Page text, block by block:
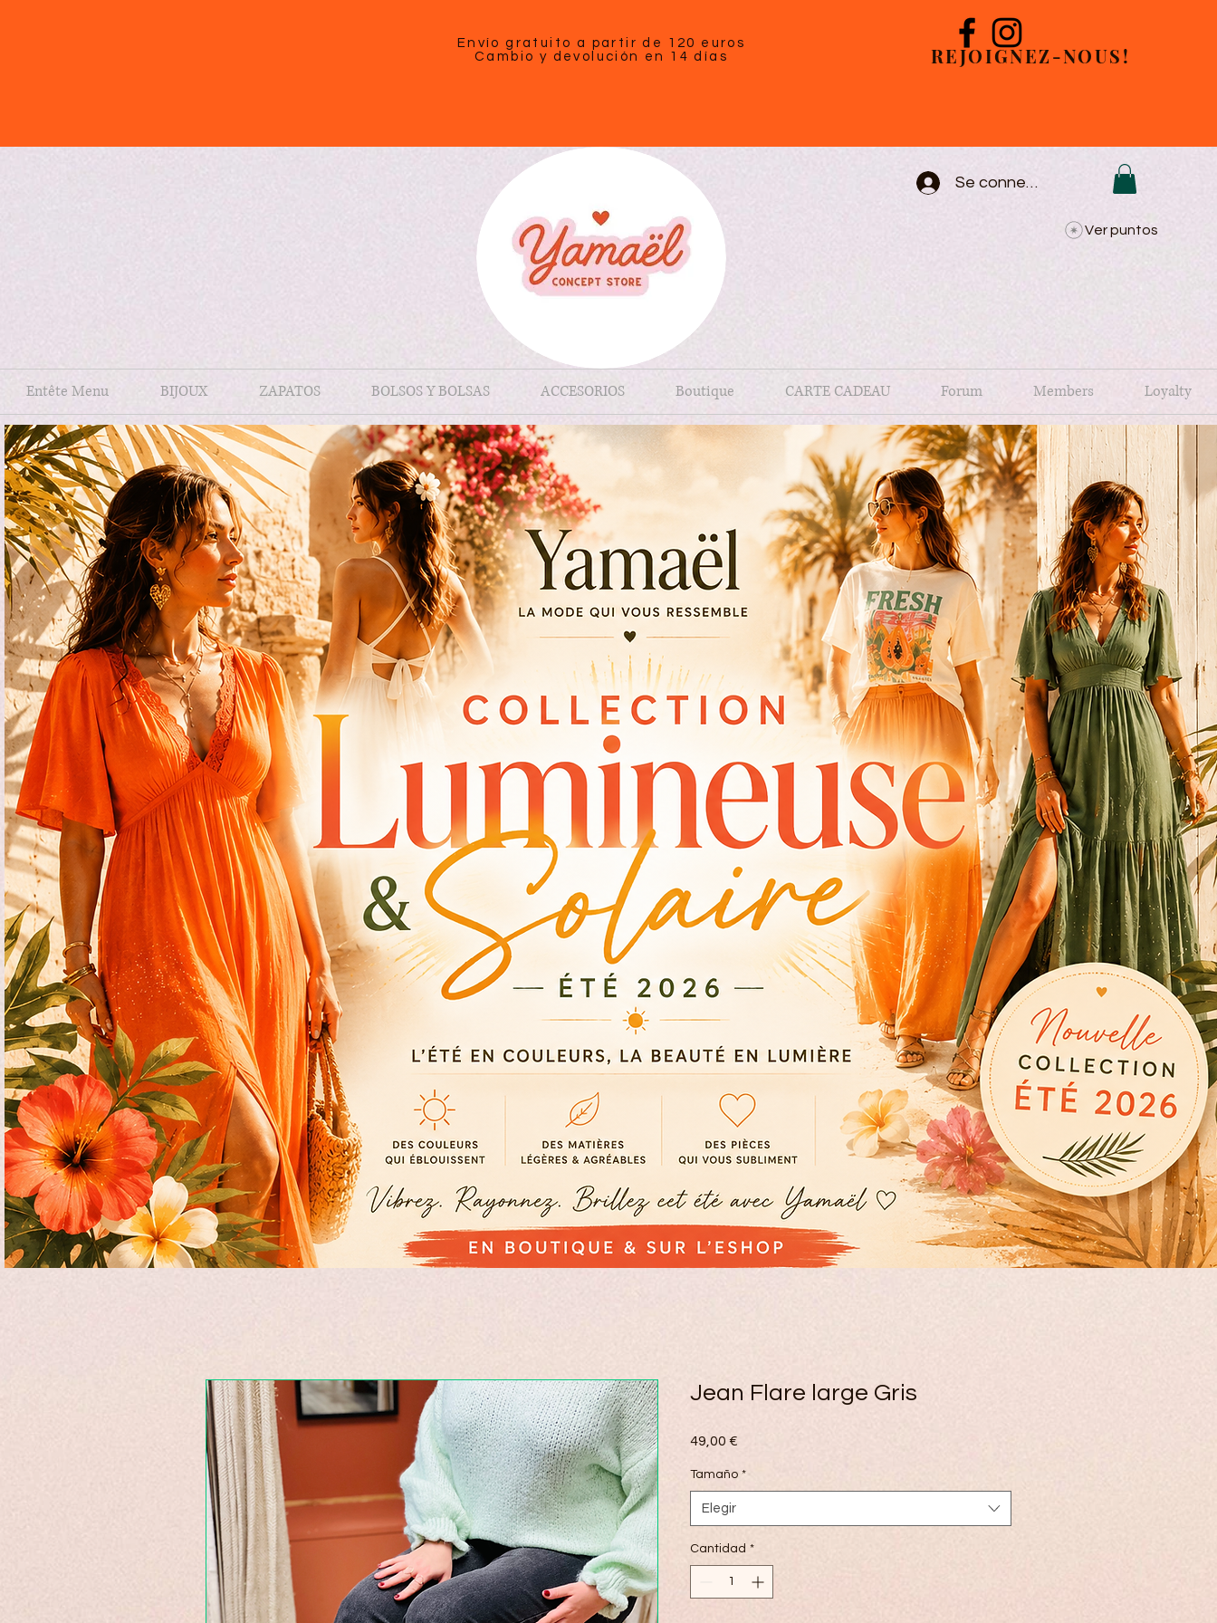
Envío gratuito a partir de 120 euros
Cambio y devolución en 14 días
REJOIGNEZ-NOUS!
Se connecter
Ver puntos
Entête Menu BIJOUX ZAPATOS BOLSOS Y BOLSAS ACCESORIOS Boutique CARTE CADEAU Forum Members Loyalty
Jean Flare large Gris
49,00 €
Tamaño *
Elegir
Cantidad *